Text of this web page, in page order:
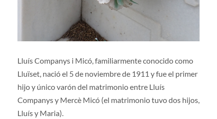
Lluís Companys i Micó, familiarmente conocido como
Lluïset, nació el 5 de noviembre de 1911 y fue el primer
hijo y único varón del matrimonio entre Lluís
Companys y Mercè Micó (el matrimonio tuvo dos hijos,
Lluís y Maria).